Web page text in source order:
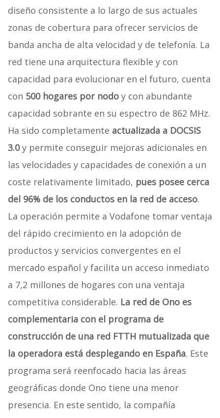
diseño consistente a lo largo de sus actuales
zonas de cobertura para ofrecer servicios de
banda ancha de alta velocidad y de telefonía. La
red tiene una arquitectura flexible y con
capacidad para evolucionar en el futuro, cuenta
con 500 hogares por nodo y con abundante
capacidad sobrante en su espectro de 862 MHz.
Ha sido completamente actualizada a DOCSIS
3.0y permite conseguir mejoras adicionales en
las velocidades y capacidades de conexión a un
coste relativamente limitado, pues posee cerca
del 96% de los conductos en la red de acceso.
La operación permite a Vodafone tomar ventaja
del rápido crecimiento en la adopción de
productos y servicios convergentes en el
mercado español y facilita un acceso inmediato
a 7,2 millones de hogares con una ventaja
competitiva considerable. La red de Ono es
complementaria con el programa de
construcción de una red FTTH mutualizada que
la operadora está desplegando en España. Este
programa será reenfocado hacia las áreas
geográficas donde Ono tiene una menor
presencia. En este sentido, la compañía